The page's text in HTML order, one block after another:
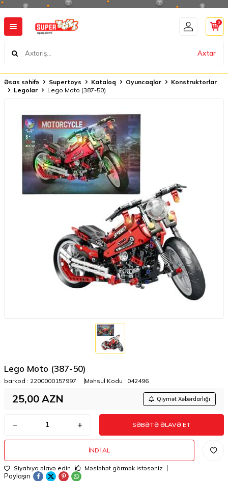
Axtar
0
Əsas səhifə Supertoys Kataloq Oyuncaqlar
Konstruktorlar
Legolar
Lego Moto (387-50)
Lego Moto (387-50)
barkod : 2200000157997 Məhsul Kodu : 042496
25,00 AZN Qiymət Xəbərdarlığı
SƏBƏTƏ ƏLAVƏ ET
İNDI AL
Siyahıya əlavə edin Məsləhət görmək istəsəniz
Paylaşın